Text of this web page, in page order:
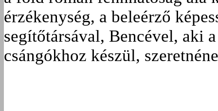
érzékenység, a beleérző
segítőtársával, Bencével, aki
csángókhoz készül,